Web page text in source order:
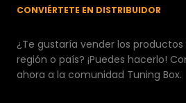
CONVIÉRTETE EN DISTRIBUIDOR
¿Te gustaría vender los
región o país? ¡Puedes hacerlo!
ahora a la comunidad Tuning Box.